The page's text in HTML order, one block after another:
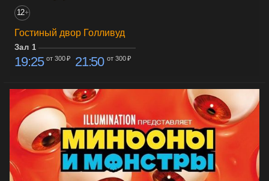
12+
Гостиный двор Голливуд
Зал 1
19:25 от 300 ₽ 21:50 от 300 ₽